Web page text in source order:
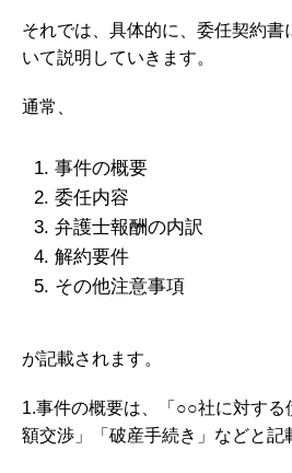
それでは、具体的に、委任契約書
いて説明していきます。
通常、
事件の概要
委任内容
弁護士報酬の内訳
解約要件
その他注意事項
が記載されます。
1.事件の概要は、「○○社に対す
額交渉」「破産手続き」などと記